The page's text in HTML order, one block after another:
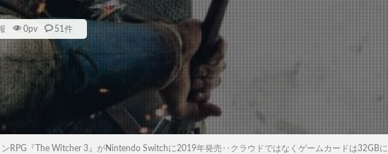
0pv 51件
ンRPG『The Witcher 3』がNintendo Switchに2019年発売‥クラウドではなくゲームカードは32GBに